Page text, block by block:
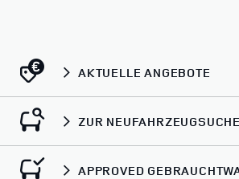
AKTUELLE ANGEBOTE
ZUR NEUFAHRZEUGSUCHE
APPROVED